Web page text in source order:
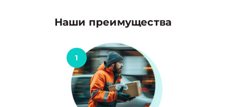
Наши преимущества
1